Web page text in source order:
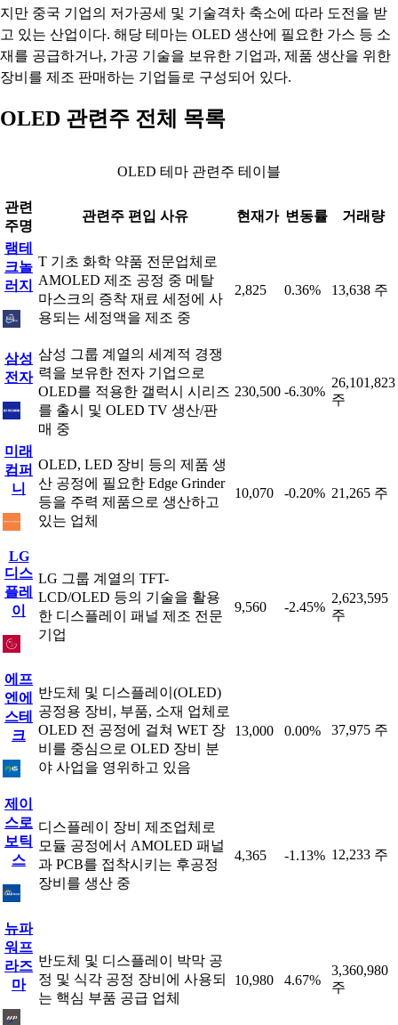
지만 중국 기업의 저가공세 및 기술격차 축소에 따라 도전을 받
고 있는 산업이다. 해당 테마는 OLED 생산에 필요한 가스 등 소
재를 공급하거나, 가공 기술을 보유한 기업과, 제품 생산을 위한
장비를 제조 판매하는 기업들로 구성되어 있다.
OLED 관련주 전체 목록
OLED 테마 관련주 테이블
관련
주명
관련주 편입 사유 현재가 변동률 거래량
램테
크놀
러지
T 기초 화학 약품 전문업체로
AMOLED 제조 공정 중 메탈
마스크의 증착 재료 세정에 사
용되는 세정액을 제조 중
2,825 0.36% 13,638 주
삼성
전자
삼성 그룹 계열의 세계적 경쟁
력을 보유한 전자 기업으로
OLED를 적용한 갤럭시 시리즈
를 출시 및 OLED TV 생산/판
매 중
230,500 -6.30%
26,101,823
주
미래
컴퍼
니
OLED, LED 장비 등의 제품 생
산 공정에 필요한 Edge Grinder
등을 주력 제품으로 생산하고
있는 업체
10,070 -0.20% 21,265 주
LG
디스
플레
이
LG 그룹 계열의 TFT-
LCD/OLED 등의 기술을 활용
한 디스플레이 패널 제조 전문
기업
9,560 -2.45%
2,623,595
주
에프
엔에
스테
크
반도체 및 디스플레이(OLED)
공정용 장비, 부품, 소재 업체로
OLED 전 공정에 걸쳐 WET 장
비를 중심으로 OLED 장비 분
야 사업을 영위하고 있음
13,000 0.00% 37,975 주
제이
스로
보틱
스
디스플레이 장비 제조업체로
모듈 공정에서 AMOLED 패널
과 PCB를 접착시키는 후공정
장비를 생산 중
4,365 -1.13% 12,233 주
뉴파
워프
라즈
마
반도체 및 디스플레이 박막 공
정 및 식각 공정 장비에 사용되
는 핵심 부품 공급 업체
10,980 4.67%
3,360,980
주